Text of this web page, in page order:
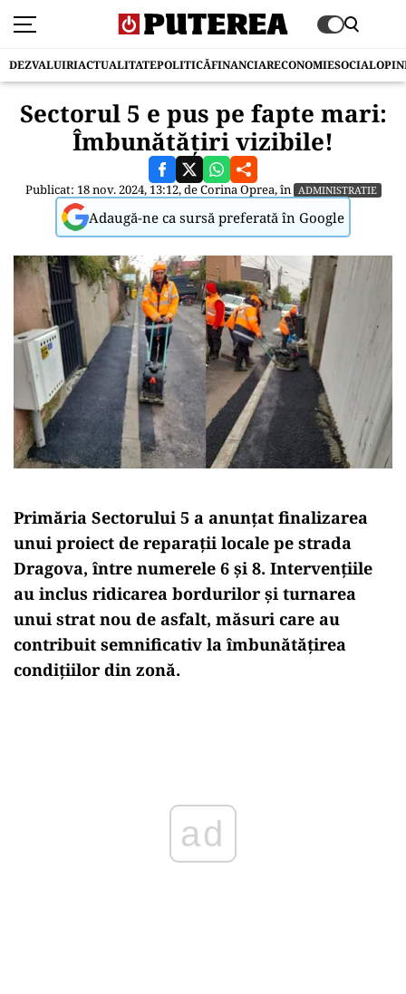
DEZVALUIRIACTUALITATEPOLITICĂFINANCIARECONOMIESOCIAL
Sectorul 5 e pus pe fapte mari:
Îmbunătățiri vizibile!
Publicat: 18 nov. 2024, 13:12, deCorina Oprea, în ADMINISTRATIE
Adaugă-ne ca sursă preferată în Google
Primăria Sectorului 5 a anunțat finalizarea
unui proiect de reparații locale pe strada
Dragova, între numerele 6 și 8. Intervențiile
au inclus ridicarea bordurilor și turnarea
unui strat nou de asfalt, măsuri care au
contribuit semnificativ la îmbunătățirea
condițiilor din zonă.